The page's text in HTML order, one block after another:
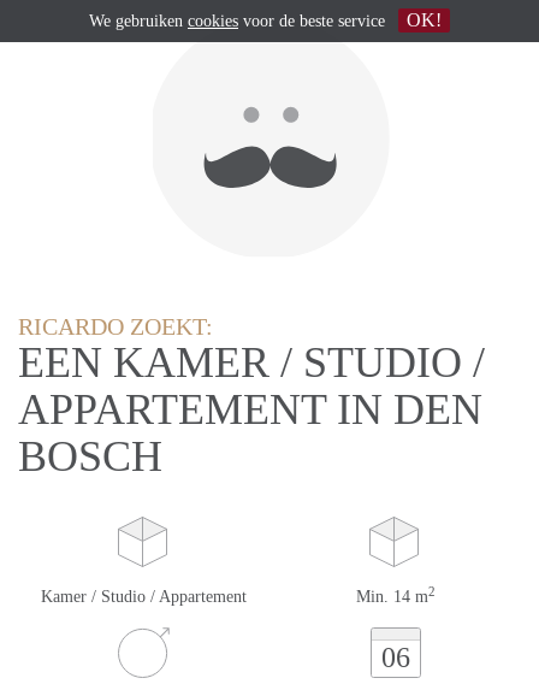
RICARDO ZOEKT:
EEN KAMER / STUDIO /
APPARTEMENT IN DEN
BOSCH
Kamer / Studio / Appartement Min. 14 m2
06
We gebruiken cookies voor de beste service OK!